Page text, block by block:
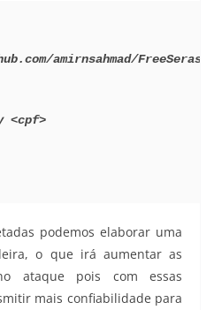
amirnsahmad/FreeSerasa
<cpf>
podemos elaborar uma
o que irá aumentar as
ataque pois com essas
mais confiabilidade para